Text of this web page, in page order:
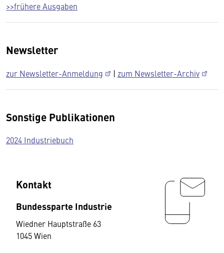
>>frühere Ausgaben
Newsletter
zur Newsletter-Anmeldung | zum Newsletter-Archiv
Sonstige Publikationen
2024 Industriebuch
Kontakt
Bundessparte Industrie
Wiedner Hauptstraße 63
1045 Wien